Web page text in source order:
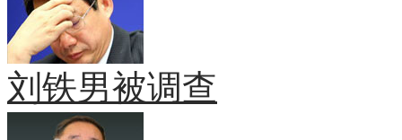
刘铁男被调查